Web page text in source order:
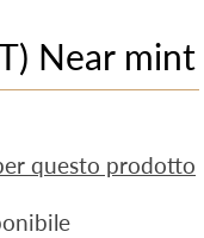
Near mint
questo prodotto